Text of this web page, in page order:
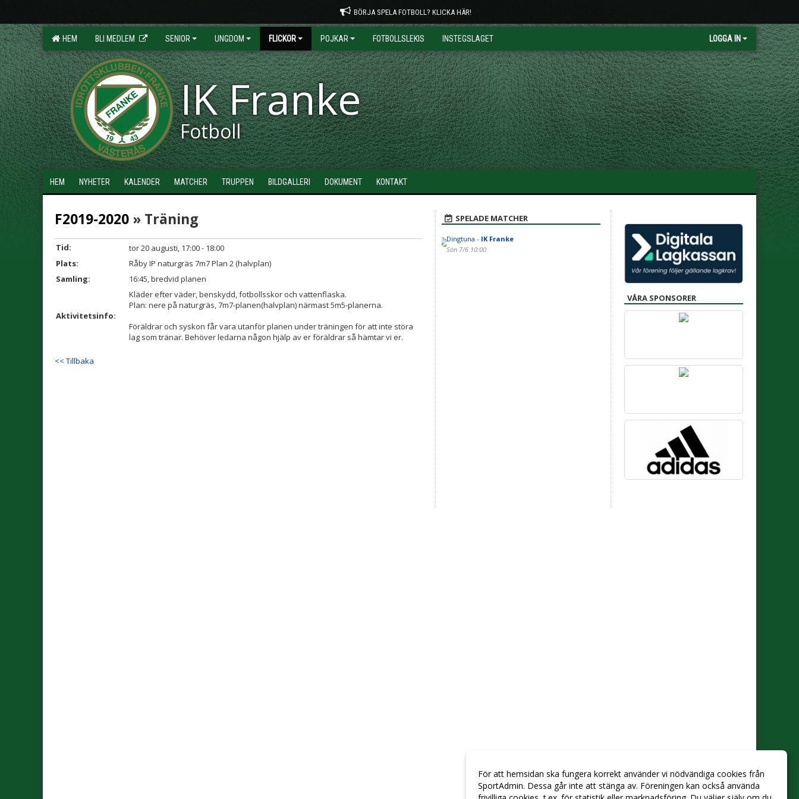
BÖRJA SPELA FOTBOLL? KLICKA HÄR!
HEM BLI MEDLEM SENIOR UNGDOM FLICKOR POJKAR FOTBOLLSLEKIS INSTEGSLAGET LOGGA IN
IK Franke
Fotboll
HEM NYHETER KALENDER MATCHER TRUPPEN BILDGALLERI DOKUMENT KONTAKT
F2019-2020 » Träning
Tid:
tor 20 augusti, 17:00 - 18:00
Plats:
Råby IP naturgräs 7m7 Plan 2 (halvplan)
Samling:
16:45, bredvid planen
Aktivitetsinfo:
Kläder efter väder, benskydd, fotbollsskor och vattenflaska.
Plan: nere på naturgräs, 7m7-planen(halvplan) närmast 5m5-planerna.
Föräldrar och syskon får vara utanför planen under träningen för att inte störa
lag som tränar. Behöver ledarna någon hjälp av er föräldrar så hämtar vi er.
<< Tillbaka
SPELADE MATCHER
Dingtuna - IK Franke
Sön 7/6 10:00
VÅRA SPONSORER
För att hemsidan ska fungera korrekt använder vi nödvändiga cookies från
SportAdmin. Dessa går inte att stänga av. Föreningen kan också använda